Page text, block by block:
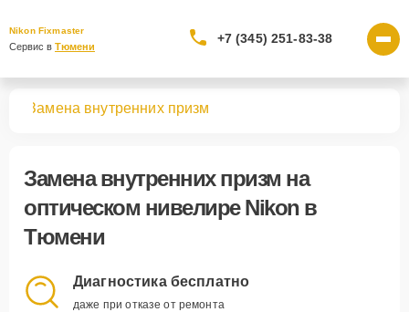
Nikon Fixmaster
Сервис в Тюмени
+7 (345) 251-83-38
Замена внутренних призм
Замена внутренних призм на
оптическом нивелире Nikon в
Тюмени
Диагностика бесплатно
даже при отказе от ремонта